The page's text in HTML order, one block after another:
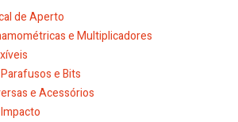
de Aperto
e Multiplicadores
e Bits
e Acessórios